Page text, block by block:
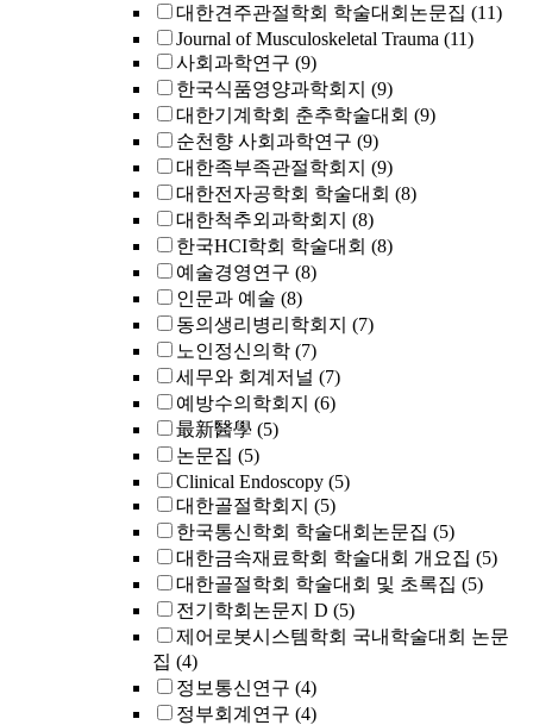
대한견주관절학회 학술대회논문집 (11)
Journal of Musculoskeletal Trauma (11)
사회과학연구 (9)
한국식품영양과학회지 (9)
대한기계학회 춘추학술대회 (9)
순천향 사회과학연구 (9)
대한족부족관절학회지 (9)
대한전자공학회 학술대회 (8)
대한척추외과학회지 (8)
한국HCI학회 학술대회 (8)
예술경영연구 (8)
인문과 예술 (8)
동의생리병리학회지 (7)
노인정신의학 (7)
세무와 회계저널 (7)
예방수의학회지 (6)
最新醫學 (5)
논문집 (5)
Clinical Endoscopy (5)
대한골절학회지 (5)
한국통신학회 학술대회논문집 (5)
대한금속재료학회 학술대회 개요집 (5)
대한골절학회 학술대회 및 초록집 (5)
전기학회논문지 D (5)
제어로봇시스템학회 국내학술대회 논문
집 (4)
정보통신연구 (4)
정부회계연구 (4)